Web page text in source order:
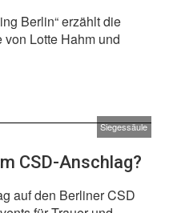
Berlin“ erzählt die
Lotte Hahm und
Siegessäule
CSD-Anschlag?
auf den Berliner CSD